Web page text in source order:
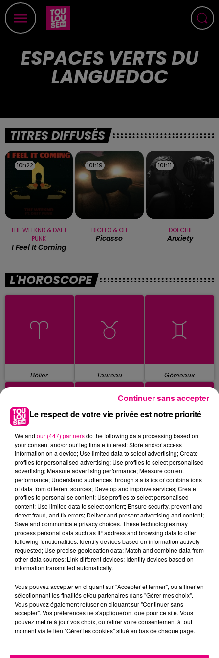
ESPACES VERTS DU
LANGUEDOC
TITRES DIFFUSÉS
10h22
10h22
THE WEEKND & DAFT
PUNK
I Feel It Coming
10h19
10h19
BIGFLO & OLI
Picasso
10h11
10h11
DOECHII
Anxiety
L'HOROSCOPE
Bélier Taureau Gémeaux
Cancer Lion Vierge
Balance Scorpion Sagittaire
Poissons
Le respect de votre vie privée est notre priorité
We and our (447) partnersdo the following data processing based on
your consent and/or our legitimate interest: Store and/or access
information on a device; Use limited data to select advertising; Create
profiles for personalised advertising; Use profiles to select personalised
advertising; Measure advertising performance; Measure content
performance; Understand audiences through statistics or combinations
of data from different sources; Develop and improve services; Create
profiles to personalise content; Use profiles to select personalised
content; Use limited data to select content; Ensure security, prevent and
detect fraud, and fix errors; Deliver and present advertising and content;
Save and communicate privacy choices. These technologies may
process personal data such as IP address and browsing data to offer
following functionalities: Identify devices based on information actively
requested; Use precise geolocation data; Match and combine data from
other data sources; Link different devices; Identify devices based on
information transmitted automatically.
Vous pouvez accepter en cliquant sur "Accepter et fermer", ou affiner en
sélectionnant les finalités et/ou partenaires dans "Gérer mes choix".
Vous pouvez également refuser en cliquant sur "Continuer sans
accepter". Vos préférences ne s'appliqueront que pour ce site. Vous
pouvez mettre à jour vos choix, ou retirer votre consentement à tout
moment via le lien "Gérer les cookies" situé en bas de chaque page.
Continuer sans accepter